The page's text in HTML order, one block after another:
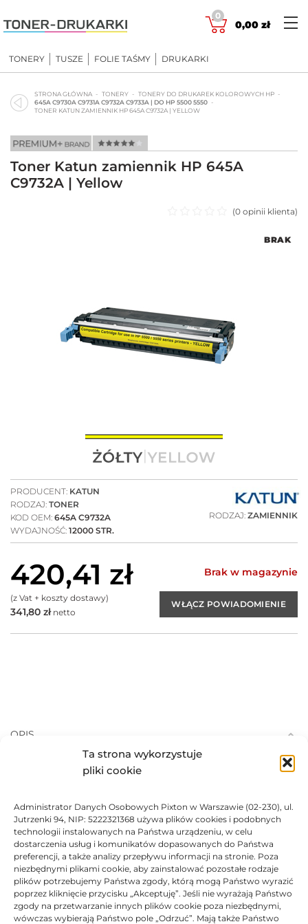
Ta strona wykorzystuje
pliki cookie
Administrator Danych Osobowych Pixton w Warszawie (02-230), ul.
Jutrzenki 94, NIP: 5222321368 używa plików cookies i podobnych
technologii instalowanych na Państwa urządzeniu, w celu
dostarczenia usług i komunikatów dopasowanych do Państwa
preferencji, a także analizy przepływu informacji na stronie. Poza
niezbędnymi plikami cookie, aby zainstalować pozostałe rodzaje
plików potrzebujemy Państwa zgody, którą mogą Państwo wyrazić
poprzez kliknięcie przycisku „Akceptuję”. Jeśli nie wyrażają Państwo
zgody na przetwarzanie innych plików cookie poza niezbędnymi,
wówczas wybierają Państwo pole „Odrzuć”. Mają także Państwo
to
content
0
0,00 zł
TONERY TUSZE FOLIE TAŚMY DRUKARKI
STRONA GŁÓWNA TONERY
TONERY DO DRUKAREK KOLOROWYCH HP
645A C9730A C9731A C9732A C9733A | DO HP 5500 5550
TONER KATUN ZAMIENNIK HP 645A C9732A | YELLOW
Toner Katun zamiennik HP 645A
C9732A | Yellow
(0 opinii klienta)
BRAK
PRODUCENT: KATUN
RODZAJ: TONER
KOD OEM: 645A C9732A
WYDAJNOŚĆ: 12000 STR.
RODZAJ: ZAMIENNIK
420,41 zł
(z Vat + koszty dostawy)
341,80 złnetto
Brak w magazynie
OPIS
Toner Katun zamiennik HP 645A
| C9732A
Toner Katun do HP COLOR LJ 5500/ COLOR LJ 5500 DN |
żółty | Performance
DANE TECHNICZNE